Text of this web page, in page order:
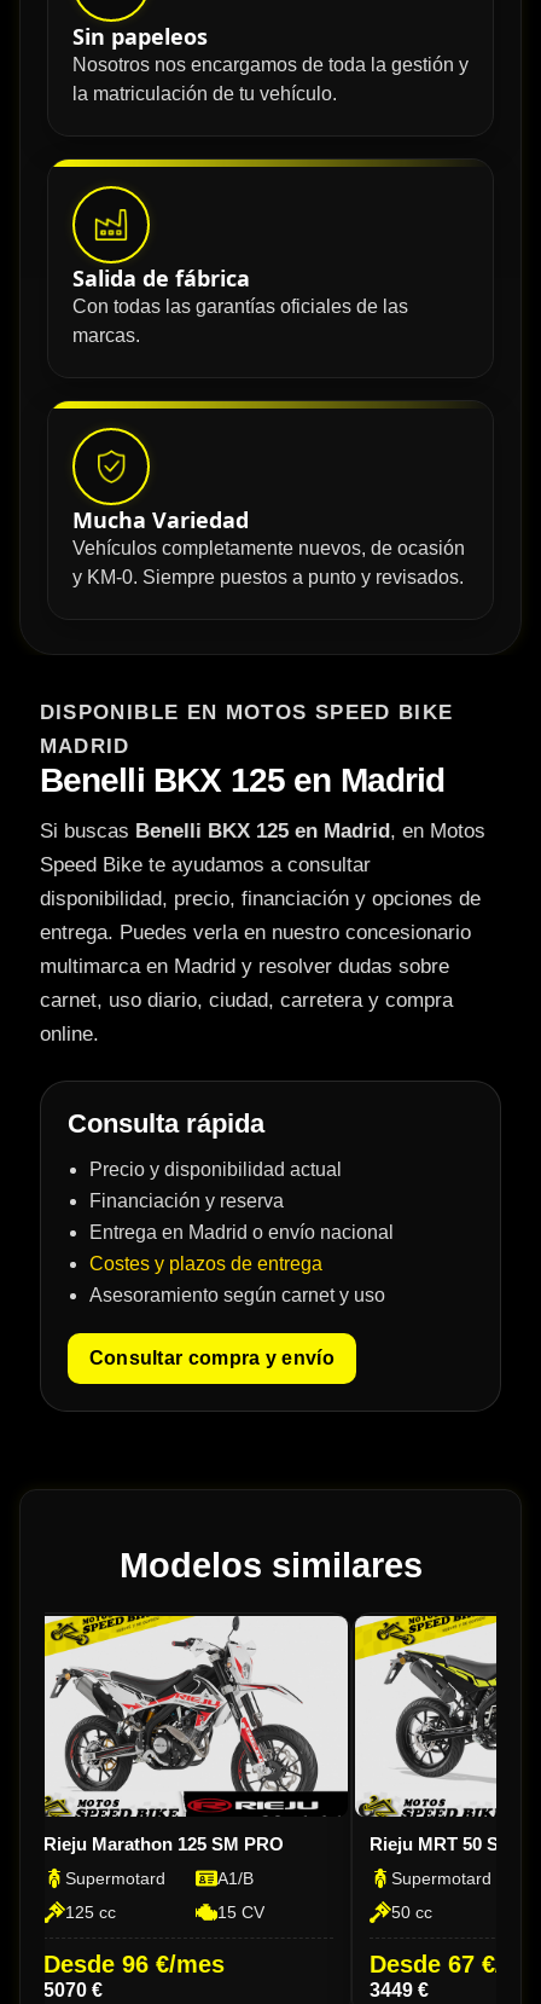
Sin papeleos
Nosotros nos encargamos de toda la gestión y
la matriculación de tu vehículo.
Salida de fábrica
Con todas las garantías oficiales de las
marcas.
Mucha Variedad
Vehículos completamente nuevos, de ocasión
y KM-0. Siempre puestos a punto y revisados.
DISPONIBLE EN MOTOS SPEED BIKE
MADRID
Benelli BKX 125 en Madrid
Si buscas Benelli BKX 125 en Madrid, en Motos
Speed Bike te ayudamos a consultar
disponibilidad, precio, financiación y opciones de
entrega. Puedes verla en nuestro concesionario
multimarca en Madrid y resolver dudas sobre
carnet, uso diario, ciudad, carretera y compra
online.
Consulta rápida
Precio y disponibilidad actual
Financiación y reserva
Entrega en Madrid o envío nacional
Costes y plazos de entrega
Asesoramiento según carnet y uso
Consultar compra y envío
Modelos similares
Rieju Marathon 125 SM PRO
Supermotard
A1/B
125 cc
15 CV
Desde 96 €/mes
5070 €
Rieju MRT 50 SM
Supermotard
50 cc
Desde 67 €/
3449 €